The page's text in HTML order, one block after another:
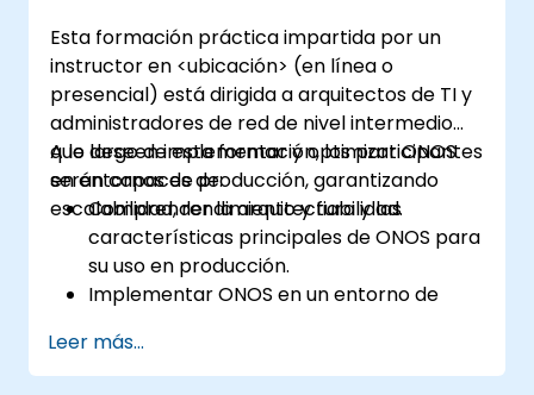
Esta formación práctica impartida por un
instructor en <ubicación> (en línea o
presencial) está dirigida a arquitectos de TI y
administradores de red de nivel intermedio
que deseen implementar y optimizar ONOS
en entornos de producción, garantizando
escalabilidad, rendimiento y fiabilidad.
A lo largo de esta formación, los participantes
serán capaces de:
Comprender la arquitectura y las
características principales de ONOS para
su uso en producción.
Implementar ONOS en un entorno de
prácticas.
Configurar clústeres, redundancia y
Leer más...